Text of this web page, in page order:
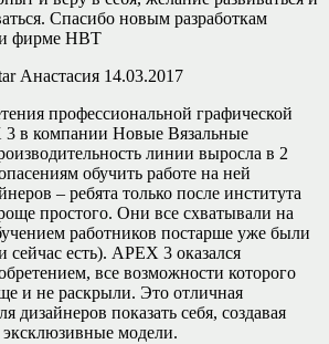
Спасибо новым разработкам
фирме НВТ
Анастасия 14.03.2017
профессиональной графической
3 в компании Новые Вязальные
линии выросла в 2
обучить работе на ней
– ребята только после института
простого. Они все схватывали на
работников постарше уже были
сейчас есть). APEX 3 оказался
все возможности которого
и не раскрыли. Это отличная
дизайнеров показать себя, создавая
эксклюзивные модели.